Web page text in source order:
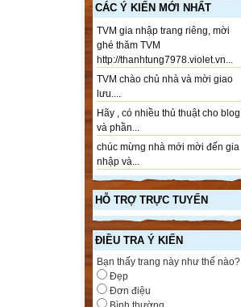
CÁC Ý KIẾN MỚI NHẤT
TVM gia nhập trang riêng, mời
ghé thăm TVM
http://thanhtung7978.violet.vn...
TVM chào chủ nhà và mời giao
lưu....
Hãy , có nhiều thủ thuật cho blog
và phần...
chúc mừng nhà mới mời đến gia
nhập và...
HỖ TRỢ TRỰC TUYẾN
ĐIỀU TRA Ý KIẾN
Bạn thấy trang này như thế nào?
Đẹp
Đơn điệu